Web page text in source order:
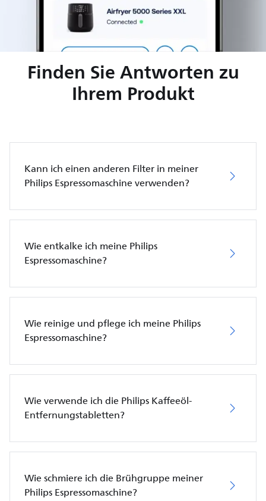
Finden Sie Antworten zu
Ihrem Produkt
Kann ich einen anderen Filter in meiner
Philips Espressomaschine verwenden?
Wie entkalke ich meine Philips
Espressomaschine?
Wie reinige und pflege ich meine Philips
Espressomaschine?
Wie verwende ich die Philips Kaffeeöl-
Entfernungstabletten?
Wie schmiere ich die Brühgruppe meiner
Philips Espressomaschine?